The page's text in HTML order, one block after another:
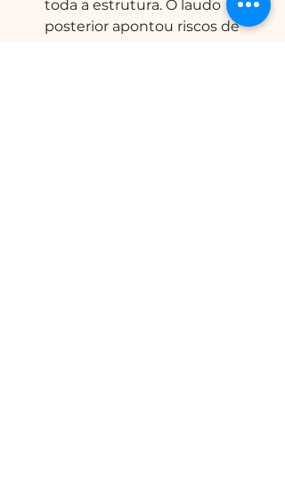
toda a estrutura. O laudo
posterior apontou riscos de